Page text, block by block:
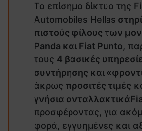
Το επίσημο δίκτυο της
Automobiles Hellas
πιστούς φίλους των
Panda και Fiat Punto,
τους 4 βασικές
συντήρησης και
άκρως προσιτές τιμές
γνήσια ανταλλακτικά
προσφέροντας, για
φορά, εγγυημένες και